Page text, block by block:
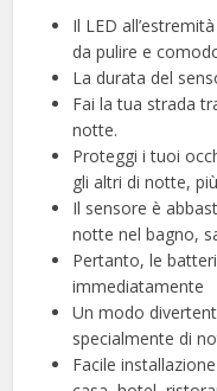
Il LED
da pulire e
La durata del
Fai la tua strada
notte.
Proteggi i tuoi
gli altri di notte,
Il sensore è
notte nel bagno,
Pertanto, le
immediatamente
Un modo
specialmente di
Facile